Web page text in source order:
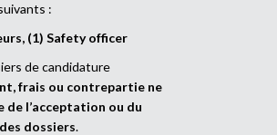
:
(1) Safety officer
de candidature
frais ou contrepartie ne
de l’acceptation ou du
dossiers.